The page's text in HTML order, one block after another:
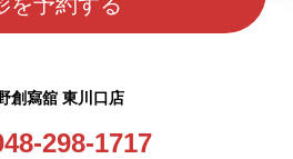
創寫舘 東川口店
298-1717